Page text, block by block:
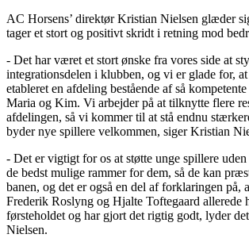
AC Horsens’ direktør Kristian Nielsen glæder
tager et stort og positivt skridt i retning mod
- Det har været et stort ønske fra vores side at
integrationsdelen i klubben, og vi er glade for,
etableret en afdeling bestående af så
Maria og Kim. Vi arbejder på at tilknytte flere
afdelingen, så vi kommer til at stå endnu
byder nye spillere velkommen, siger Kristian
- Det er vigtigt for os at støtte unge spillere
de bedst mulige rammer for dem, så de kan
banen, og det er også en del af forklaringen på,
Frederik Roslyng og Hjalte Toftegaard allerede
førsteholdet og har gjort det rigtig godt, lyder
Nielsen.